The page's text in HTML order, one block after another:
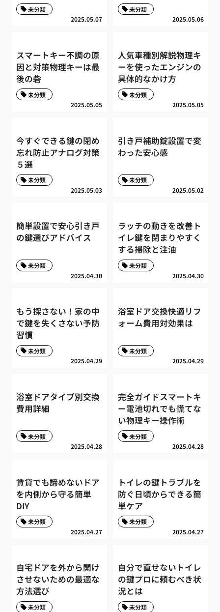
2025.05.07
未分類
2025.05.06
未分類
スマートキー不調の原
因と対策物理キーは最
後の砦
2025.05.05
未分類
人気車種別解説物理キ
ーを使ったエンジンの
具体的なかけ方
2025.05.05
未分類
今すぐできる鍵の閉め
忘れ防止アナログ対策
５選
2025.05.03
未分類
引き戸補助錠設置で変
わった安心感
2025.05.02
未分類
簡単設置で安心引き戸
の鍵選びアドバイス
2025.04.30
未分類
ラッチの動きを改善ト
イレ鍵を閉まりやすく
する掃除と注油
2025.04.30
未分類
もう探さない！家の中
で鍵を失くさない予防
習慣
2025.04.29
未分類
浴室ドア交換快適リフ
ォーム費用対効果は
2025.04.29
未分類
浴室ドアタイプ別交換
費用詳細
2025.04.28
未分類
完全ガイドスマートキ
ー電池切れでも慌てな
い物理キー操作術
2025.04.28
未分類
賃貸でも諦めないドア
を内側から守る簡単
DIY
2025.04.27
未分類
トイレの鍵トラブルを
防ぐ日頃からできる簡
単ケア
2025.04.27
未分類
自宅ドアを外から開け
させないための最適な
方法選び
未分類
自分で直せないトイレ
の鍵プロに頼むべき状
況とは
未分類